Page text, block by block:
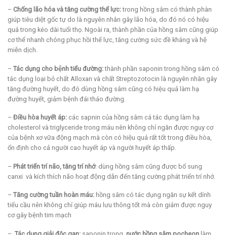
– Chống lão hóa và tăng cường thể lực:trong hồng sâm có thành phàn
giúp tiêu diệt gốc tự do là nguyên nhân gây lão hóa, do đó nó có hiệu
quả trong kéo dài tuổi thọ. Ngoài ra, thành phần của hồng sâm cũng giúp
cơ thể nhanh chóng phục hồi thể lực, tăng cường sức đề kháng và hệ
miễn dịch.
– Tác dụng cho bệnh tiểu đường:thành phần saponin trong hồng sâm có
tác dụng loại bỏ chất Alloxan và chất Streptozotocin là nguyên nhân gây
tăng đường huyết, do đó dùng hồng sâm cũng có hiệu quả làm hạ
đường huyết, giảm bệnh đái tháo đường.
– Điều hòa huyết áp: các sapnin của hồng sâm cá tác dụng làm hạ
cholesterol và triglyceride trong máu nên không chỉ ngăn được nguy cơ
của bệnh xơ vữa động mạch mà còn có hiệu quả rất tốt trong điều hòa,
ổn định cho cả người cao huyết áp và người huyết áp thấp.
– Phát triển trí não, tăng trí nhớ: dùng hồng sâm cũng được bổ sung
canxi và kích thích não hoạt động dẫn đến tăng cường phát triển trí nhớ.
– Tăng cường tuần hoàn máu: hồng sâm có tác dụng ngăn sự kết dính
tiểu cầu nên không chỉ giúp máu lưu thông tốt mà còn giảm được nguy
cơ gây bệnh tim mạch